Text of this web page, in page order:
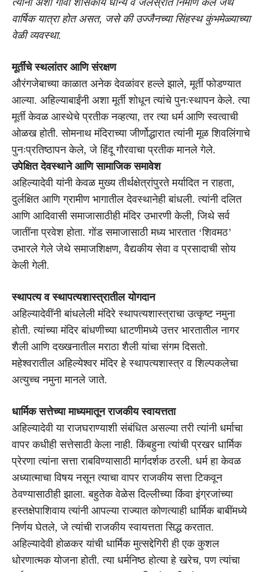
वार्षिक यात्रा होत असत, जसे की उज्जैनच्या सिंहस्थ कुंभमेळ्याच्या
वेळी व्यवस्था.
मूर्तींचे स्थलांतर आणि संरक्षण
औरंगजेबाच्या काळात अनेक देवळांवर हल्ले झाले, मूर्ती फोडण्यात
आल्या. अहिल्याबाईंनी अशा मूर्ती शोधून त्यांचे पुनःस्थापन केले. त्या
मूर्ती केवळ आस्थेचे प्रतीक नव्हत्या, तर त्या धर्म आणि स्वत्वाची
ओळख होती. सोमनाथ मंदिराच्या जीर्णोद्धारात त्यांनी मूळ शिवलिंगाचे
पुनःप्रतिष्ठापन केले, जे हिंदू गौरवाचा प्रतीक मानले गेले.
उपेक्षित देवस्थाने आणि सामाजिक समावेश
अहिल्यादेवी यांनी केवळ मुख्य तीर्थक्षेत्रांपुरते मर्यादित न राहता,
दुर्लक्षित आणि ग्रामीण भागातील देवस्थानेही बांधली. त्यांनी दलित
आणि आदिवासी समाजासाठीही मंदिर उभारणी केली, जिथे सर्व
जातींना प्रवेश होता. गोंड समाजासाठी मध्य भारतात ‘शिवमठ’
उभारले गेले जेथे समाजशिक्षण, वैद्यकीय सेवा व प्रसादाची सोय
केली गेली.
स्थापत्य व स्थापत्यशास्त्रातील योगदान
अहिल्यादेवींनी बांधलेली मंदिरे स्थापत्यशास्त्राचा उत्कृष्ट नमुना
होती. त्यांच्या मंदिर बांधणीच्या धाटणीमध्ये उत्तर भारतातील नागर
शैली आणि दख्खनातील मराठा शैली यांचा संगम दिसतो.
महेश्वरातील अहिल्येश्वर मंदिर हे स्थापत्यशास्त्र व शिल्पकलेचा
अत्युच्च नमुना मानले जाते.
धार्मिक सत्तेच्या माध्यमातून राजकीय स्वायत्तता
अहिल्यादेवी या राजघराण्याशी संबंधित असल्या तरी त्यांनी धर्माचा
वापर कधीही सत्तेसाठी केला नाही. किंबहुना त्यांची प्रखर धार्मिक
प्रेरणा त्यांना सत्ता राबविण्यासाठी मार्गदर्शक ठरली. धर्म हा केवळ
अध्यात्माचा विषय नसून त्याचा वापर राजकीय सत्ता टिकवून
ठेवण्यासाठीही झाला. बहुतेक वेळेस दिल्लीच्या किंवा इंग्रजांच्या
हस्तक्षेपाशिवाय त्यांनी आपल्या राज्यात कोणत्याही धार्मिक बाबींमध्ये
निर्णय घेतले, जे त्यांची राजकीय स्वायत्तता सिद्ध करतात.
अहिल्यादेवी होळकर यांची धार्मिक मुत्सद्देगिरी ही एक कुशल
धोरणात्मक योजना होती. त्या धर्मनिष्ठ होत्या हे खरेच, पण त्यांचा